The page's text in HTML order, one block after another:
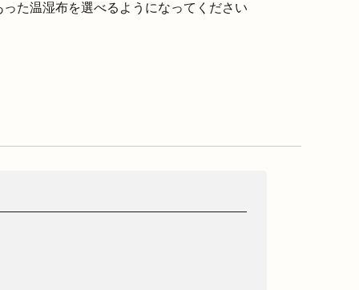
た温湿布を選べるようになってください